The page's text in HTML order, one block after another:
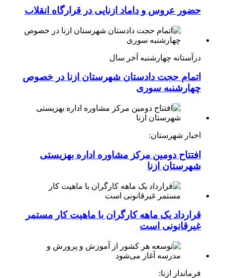
حضور عروس و داماد ازنایی در قرارگاه انقلاب
درآستانه چهارشنبه آخر سال
اتمام حجت دادستان شهرستان ازنا در خصوص
چهارشنبه ‌سوری
اخبار شهرستان:
افتتاح دومین مرکز مشاوره اداره بهزیستی
شهرستان ازنا
قرارداد یک ماهه کارگران با ماهیت کار مستمر
غیرقانونی است
فرماندار ازنا: